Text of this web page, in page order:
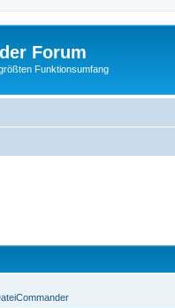
Forum
Funktionsumfang